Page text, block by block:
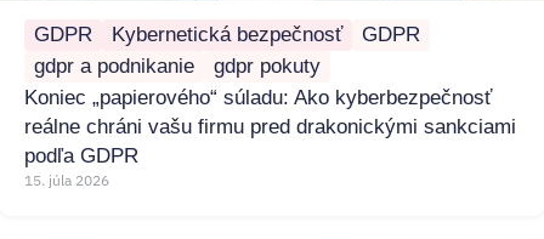
GDPR Kybernetická bezpečnosť
GDPR
gdpr a podnikanie
gdpr pokuty
Koniec „papierového“ súladu: Ako kyberbezpečnosť
reálne chráni vašu firmu pred drakonickými sankciami
podľa GDPR
15. júla 2026